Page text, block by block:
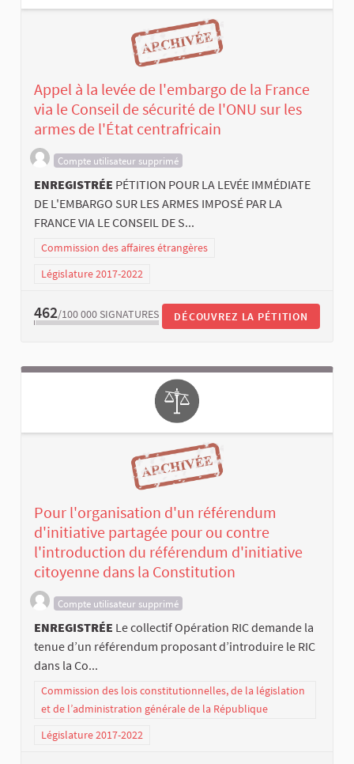
Appel à la levée de l'embargo de la France
via le Conseil de sécurité de l'ONU sur les
armes de l'État centrafricain
Compte utilisateur supprimé
ENREGISTRÉE PÉTITION POUR LA LEVÉE IMMÉDIATE
DE L'EMBARGO SUR LES ARMES IMPOSÉ PAR LA
FRANCE VIA LE CONSEIL DE S...
Commission des affaires étrangères
Législature 2017-2022
462/100 000 SIGNATURES DÉCOUVREZ LA PÉTITION
Pour l'organisation d'un référendum
d'initiative partagée pour ou contre
l'introduction du référendum d'initiative
citoyenne dans la Constitution
Compte utilisateur supprimé
ENREGISTRÉE Le collectif Opération RIC demande la
tenue d’un référendum proposant d’introduire le RIC
dans la Co...
Commission des lois constitutionnelles, de la législation
et de l’administration générale de la République
Législature 2017-2022